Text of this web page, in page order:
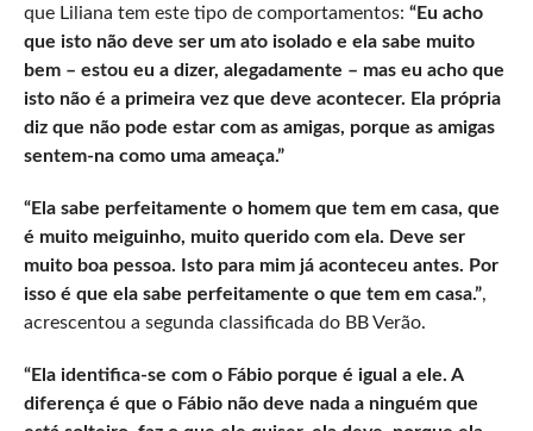
que Liliana tem este tipo de comportamentos: “Eu acho
que isto não deve ser um ato isolado e ela sabe muito
bem – estou eu a dizer, alegadamente – mas eu acho que
isto não é a primeira vez que deve acontecer. Ela própria
diz que não pode estar com as amigas, porque as amigas
sentem-na como uma ameaça.”
“Ela sabe perfeitamente o homem que tem em casa, que
é muito meiguinho, muito querido com ela. Deve ser
muito boa pessoa. Isto para mim já aconteceu antes. Por
isso é que ela sabe perfeitamente o que tem em casa.”,
acrescentou a segunda classificada do BB Verão.
“Ela identifica-se com o Fábio porque é igual a ele. A
diferença é que o Fábio não deve nada a ninguém que